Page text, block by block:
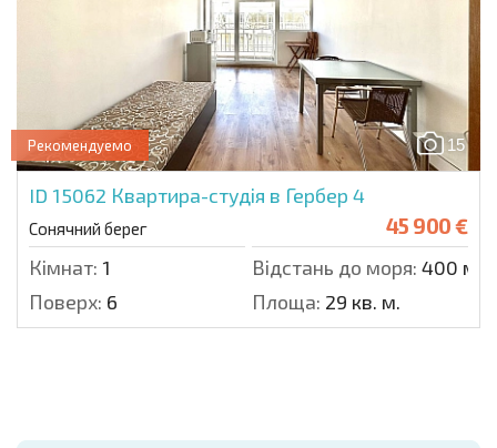
15
Рекомендуемо
ID 15062 Квартира-студія в Гербер 4
Сонячний берег 45 900 €
Кімнат: 1 Відстань до моря: 400 м.
Поверх: 6 Площа: 29 кв. м.